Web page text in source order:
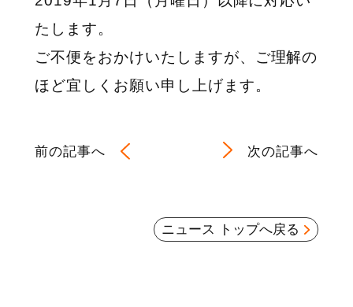
たします。
ご不便をおかけいたしますが、ご理解の
ほど宜しくお願い申し上げます。
前の記事へ 次の記事へ
ニュース トップへ戻る